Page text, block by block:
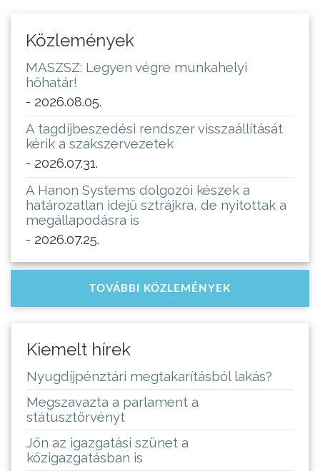
Közlemények
MASZSZ: Legyen végre munkahelyi
hőhatár!
- 2026.08.05.
A tagdíjbeszedési rendszer visszaállítását
kérik a szakszervezetek
- 2026.07.31.
A Hanon Systems dolgozói készek a
határozatlan idejű sztrájkra, de nyitottak a
megállapodásra is
- 2026.07.25.
TOVÁBBI KÖZLEMÉNYEK
Kiemelt hírek
Nyugdíjpénztári megtakarításból lakás?
Megszavazta a parlament a
státusztörvényt
Jön az igazgatási szünet a
közigazgatásban is